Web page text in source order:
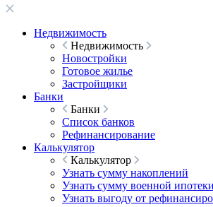
Недвижимость
Недвижимость
Новостройки
Готовое жилье
Застройщики
Банки
Банки
Список банков
Рефинансирование
Калькулятор
Калькулятор
Узнать сумму накоплений
Узнать сумму военной ипотеки
Узнать выгоду от